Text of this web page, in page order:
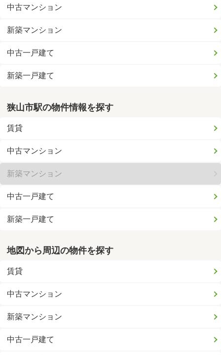
中古マンション
新築マンション
中古一戸建て
新築一戸建て
狭山市駅の物件情報を探す
賃貸
中古マンション
新築マンション
中古一戸建て
新築一戸建て
地図から周辺の物件を探す
賃貸
中古マンション
新築マンション
中古一戸建て